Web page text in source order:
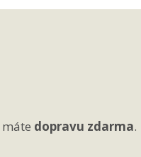
máte dopravu zdarma.